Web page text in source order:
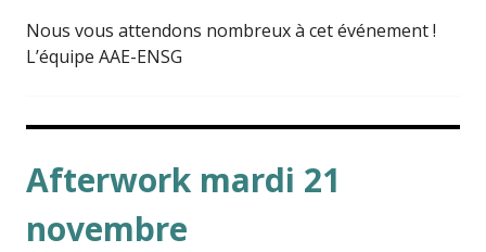
Nous vous attendons nombreux à cet événement !
L’équipe AAE-ENSG
Afterwork mardi 21
novembre